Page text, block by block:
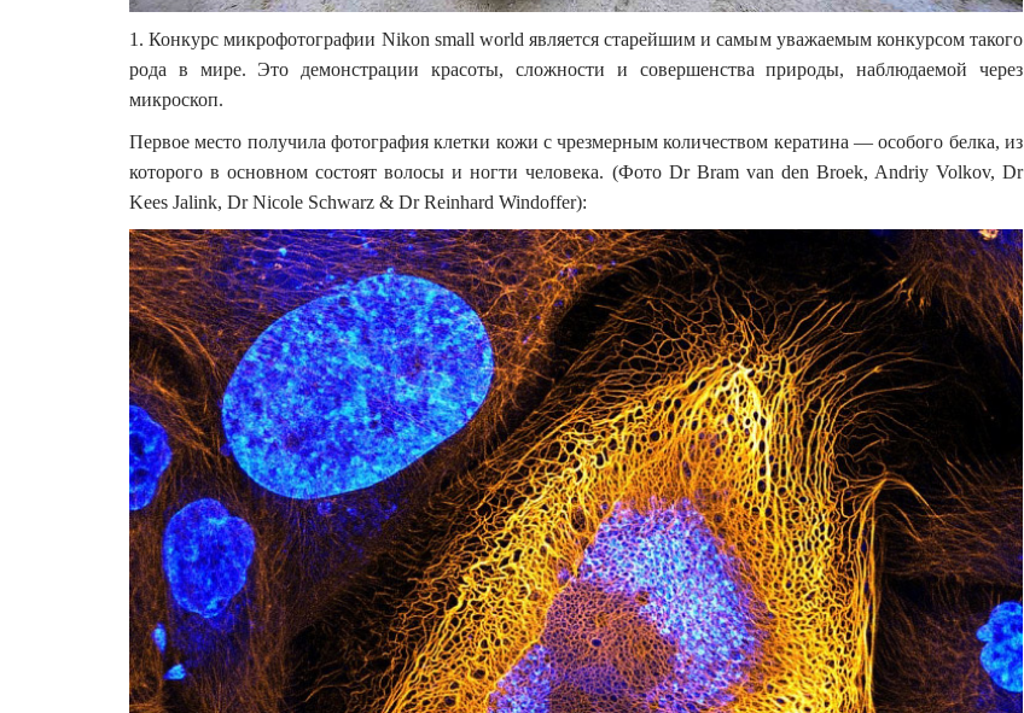
1. Конкурс микрофотографии Nikon small world является старейшим и самым уважаемым конкурсом такого
рода в мире. Это демонстрации красоты, сложности и совершенства природы, наблюдаемой через
микроскоп.
Первое место получила фотография клетки кожи с чрезмерным количеством кератина — особого белка, из
которого в основном состоят волосы и ногти человека. (Фото Dr Bram van den Broek, Andriy Volkov, Dr
Kees Jalink, Dr Nicole Schwarz & Dr Reinhard Windoffer):